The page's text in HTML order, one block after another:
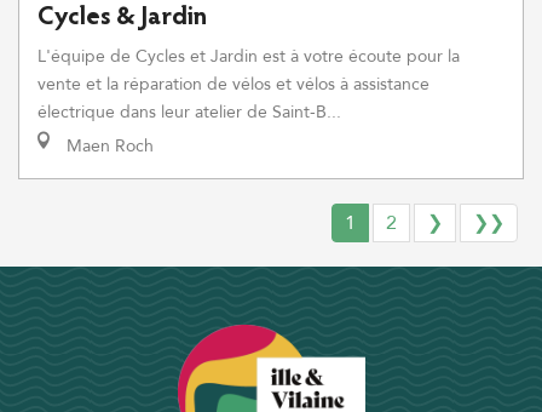
Cycles & Jardin
L'équipe de Cycles et Jardin est à votre écoute pour la
vente et la réparation de vélos et vélos à assistance
électrique dans leur atelier de Saint-B...
Maen Roch
1 2 ❯ ❯❯